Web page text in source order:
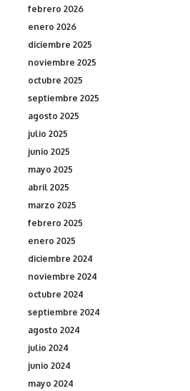
febrero 2026
enero 2026
diciembre 2025
noviembre 2025
octubre 2025
septiembre 2025
agosto 2025
julio 2025
junio 2025
mayo 2025
abril 2025
marzo 2025
febrero 2025
enero 2025
diciembre 2024
noviembre 2024
octubre 2024
septiembre 2024
agosto 2024
julio 2024
junio 2024
mayo 2024